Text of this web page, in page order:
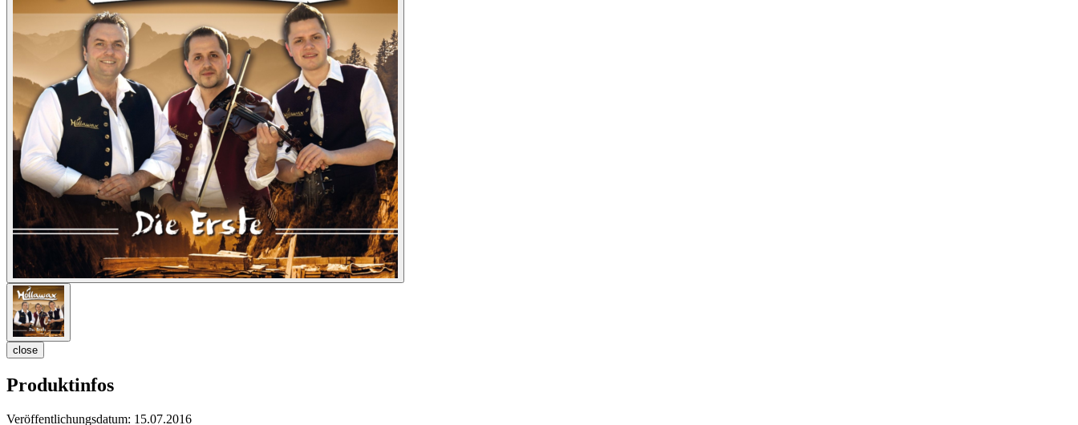
close
Produktinfos
Veröffentlichungsdatum: 15.07.2016